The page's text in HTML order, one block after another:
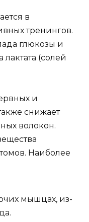
в
тренингов.
глюкозы и
(солей
и
снижает
волокон.
Наиболее
мышцах, из-